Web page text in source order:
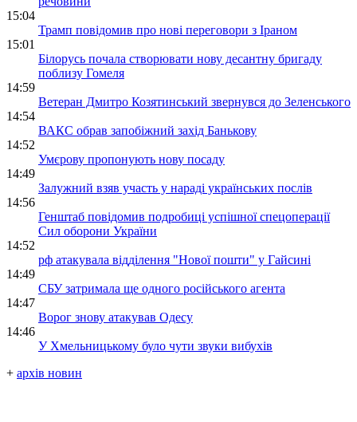
15:04
Трамп повідомив про нові переговори з Іраном
15:01
Білорусь почала створювати нову десантну бригаду
поблизу Гомеля
14:59
Ветеран Дмитро Козятинський звернувся до Зеленського
14:54
ВАКС обрав запобіжний захід Банькову
14:52
Умєрову пропонують нову посаду
14:49
Залужний взяв участь у нараді українських послів
14:56
Генштаб повідомив подробиці успішної спецоперації
Сил оборони України
14:52
рф атакувала відділення "Нової пошти" у Гайсині
14:49
СБУ затримала ще одного російського агента
14:47
Ворог знову атакував Одесу
14:46
У Хмельницькому було чути звуки вибухів
+ архів новин